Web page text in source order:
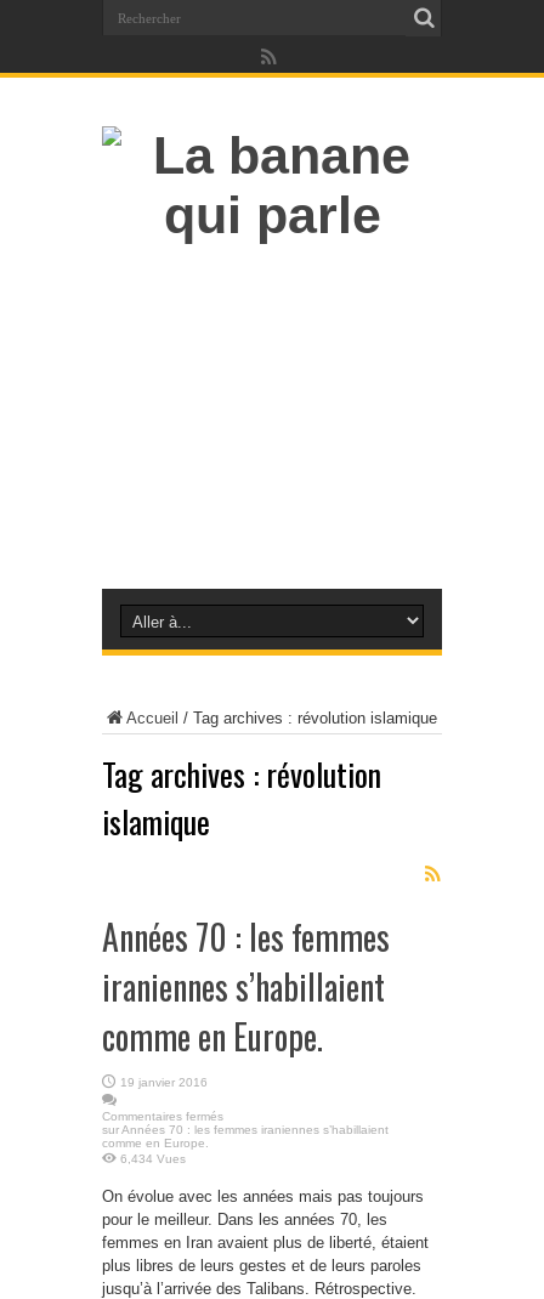
Accueil / Tag archives : révolution islamique
Tag archives : révolution
islamique
Années 70 : les femmes
iraniennes s’habillaient
comme en Europe.
19 janvier 2016
Commentaires fermés
sur Années 70 : les femmes iraniennes s’habillaient
comme en Europe.
6,434 Vues
On évolue avec les années mais pas toujours
pour le meilleur. Dans les années 70, les
femmes en Iran avaient plus de liberté, étaient
plus libres de leurs gestes et de leurs paroles
jusqu’à l’arrivée des Talibans. Rétrospective.